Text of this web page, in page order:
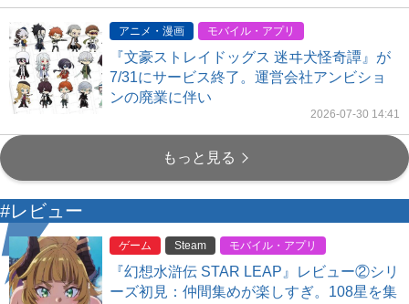
アニメ・漫画 モバイル・アプリ
『文豪ストレイドッグス 迷ヰ犬怪奇譚』が
7/31にサービス終了。運営会社アンビショ
ンの廃業に伴い
2026-07-30 14:41
もっと見る
#レビュー
ゲーム Steam モバイル・アプリ
『幻想水滸伝 STAR LEAP』レビュー②シリ
ーズ初見：仲間集めが楽しすぎ。108星を集